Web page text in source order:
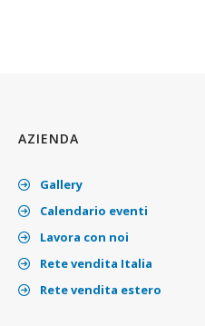
AZIENDA
Gallery
Calendario eventi
Lavora con noi
Rete vendita Italia
Rete vendita estero